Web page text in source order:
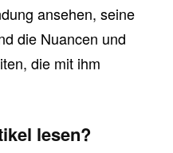
ansehen, seine
die Nuancen und
die mit ihm
lesen?